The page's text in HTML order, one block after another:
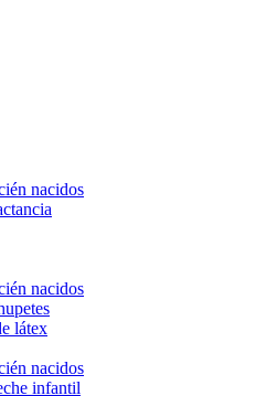
nacidos
nacidos
látex
nacidos
infantil